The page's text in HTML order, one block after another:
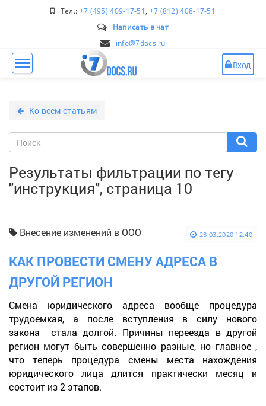
Тел.: +7 (495) 409-17-51, +7 (812) 408-17-51
Написать в чат
info@7docs.ru
Вход
Ко всем статьям
Результаты фильтрации по тегу
"инструкция", страница 10
Внесение изменений в ООО 28.03.2020 12:40
КАК ПРОВЕСТИ СМЕНУ АДРЕСА В
ДРУГОЙ РЕГИОН
Смена юридического адреса вообще процедура
трудоемкая, а после вступления в силу нового
закона стала долгой. Причины переезда в другой
регион могут быть совершенно разные, но главное ,
что теперь процедура смены места нахождения
юридического лица длится практически месяц и
состоит из 2 этапов.